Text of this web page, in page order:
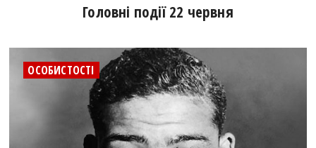
Головні події 22 червня
ОСОБИСТОСТІ